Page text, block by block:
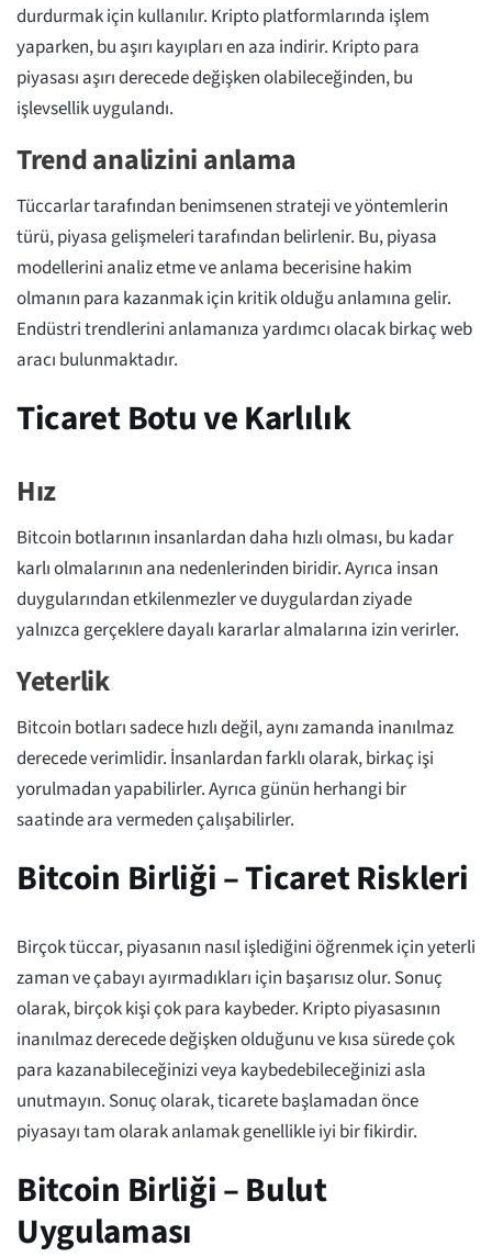
durdurmak için kullanılır. Kripto platformlarında işlem
yaparken, bu aşırı kayıpları en aza indirir. Kripto para
piyasası aşırı derecede değişken olabileceğinden, bu
işlevsellik uygulandı.
Trend analizini anlama
Tüccarlar tarafından benimsenen strateji ve yöntemlerin
türü, piyasa gelişmeleri tarafından belirlenir. Bu, piyasa
modellerini analiz etme ve anlama becerisine hakim
olmanın para kazanmak için kritik olduğu anlamına gelir.
Endüstri trendlerini anlamanıza yardımcı olacak birkaç web
aracı bulunmaktadır.
Ticaret Botu ve Karlılık
Hız
Bitcoin botlarının insanlardan daha hızlı olması, bu kadar
karlı olmalarının ana nedenlerinden biridir. Ayrıca insan
duygularından etkilenmezler ve duygulardan ziyade
yalnızca gerçeklere dayalı kararlar almalarına izin verirler.
Yeterlik
Bitcoin botları sadece hızlı değil, aynı zamanda inanılmaz
derecede verimlidir. İnsanlardan farklı olarak, birkaç işi
yorulmadan yapabilirler. Ayrıca günün herhangi bir
saatinde ara vermeden çalışabilirler.
Bitcoin Birliği – Ticaret Riskleri
Birçok tüccar, piyasanın nasıl işlediğini öğrenmek için yeterli
zaman ve çabayı ayırmadıkları için başarısız olur. Sonuç
olarak, birçok kişi çok para kaybeder. Kripto piyasasının
inanılmaz derecede değişken olduğunu ve kısa sürede çok
para kazanabileceğinizi veya kaybedebileceğinizi asla
unutmayın. Sonuç olarak, ticarete başlamadan önce
piyasayı tam olarak anlamak genellikle iyi bir fikirdir.
Bitcoin Birliği – Bulut
Uygulaması